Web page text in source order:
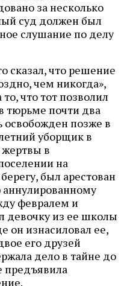
за несколько
суд должен был
слушание по делу
сказал, что решение
чем никогда»,
что тот позволил
тюрьме почти два
позже в
уборщик в
в
на
был арестован
аннулированному
февралем и
девочку из ее школы
он изнасиловал ее,
его друзей
дело в тайне до
предъявила